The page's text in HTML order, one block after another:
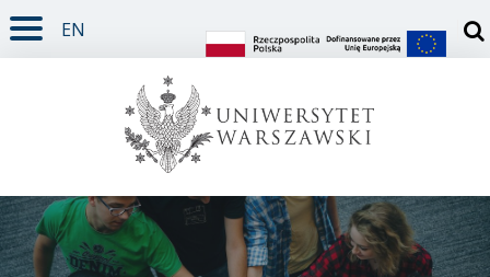
TREŚĆ STRONY
MENU GŁÓWNE
WYSZUKIWARKA
SOCIAL MEDIA
STOPKA STRONY
EN